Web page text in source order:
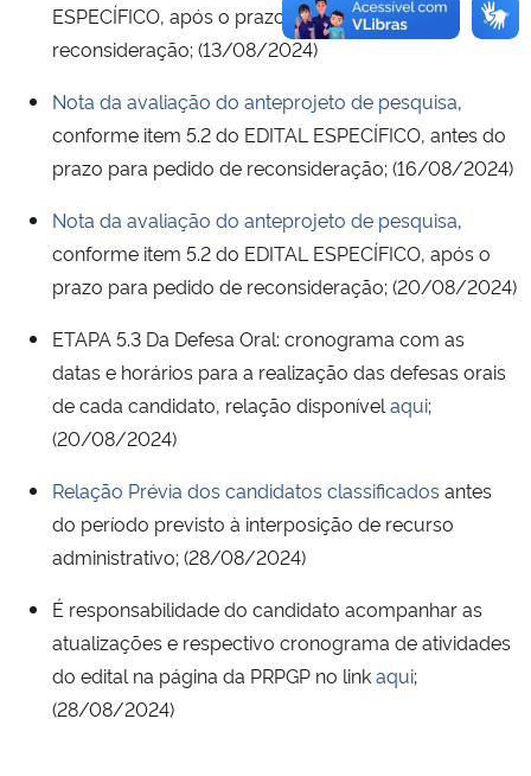
ESPECÍFICO, após o prazo para pedido de
reconsideração; (13/08/2024)
Nota da avaliação do anteprojeto de pesquisa,
conforme item 5.2 do EDITAL ESPECÍFICO, antes do
prazo para pedido de reconsideração; (16/08/2024)
Nota da avaliação do anteprojeto de pesquisa,
conforme item 5.2 do EDITAL ESPECÍFICO, após o
prazo para pedido de reconsideração; (20/08/2024)
ETAPA 5.3 Da Defesa Oral: cronograma com as
datas e horários para a realização das defesas orais
de cada candidato, relação disponível aqui;
(20/08/2024)
Relação Prévia dos candidatos classificados antes
do período previsto à interposição de recurso
administrativo; (28/08/2024)
É responsabilidade do candidato acompanhar as
atualizações e respectivo cronograma de atividades
do edital na página da PRPGP no linkaqui;
(28/08/2024)